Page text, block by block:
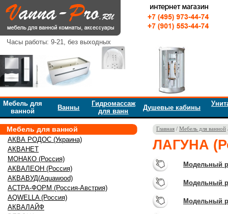
Часы работы: 9-21, без выходных
Мебель для
ванной
Ванны
Гидромассаж
для ванн
Душевые кабины
Мебель для ванной
АКВА РОДОС (Украина)
АКВАНЕТ
МОНАКО (Россия)
АКВАЛЕОН (Россия)
АКВАВУД(Aquawood)
АСТРА-ФОРМ (Россия-Австрия)
AQWELLA (Россия)
АКВАЛАЙФ
Главная / Мебель для ванной
ЛАГУНА
Модельный
Модельный
Модельный